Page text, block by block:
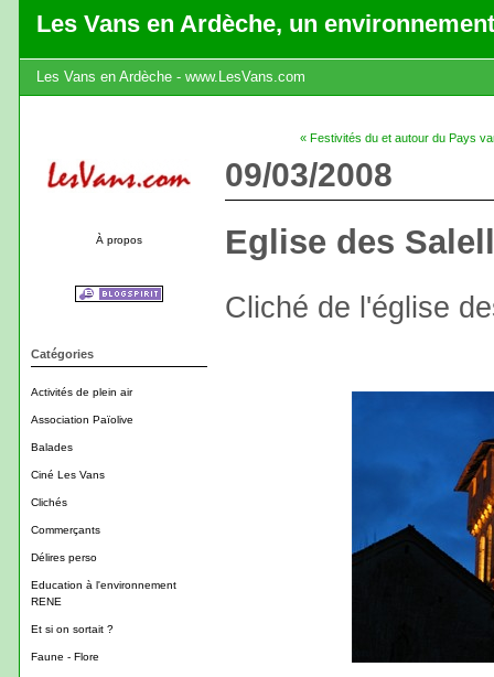
Les Vans en Ardèche, un
Les Vans en Ardèche - www.LesVans.com
À propos
Catégories
Activités de plein air
Association Païolive
Balades
Ciné Les Vans
Clichés
Commerçants
Délires perso
Education à l'environnement
RENE
Et si on sortait ?
Faune - Flore
« Festivités du et autour du Pays
09/03/2008
Eglise des
Cliché de l'église